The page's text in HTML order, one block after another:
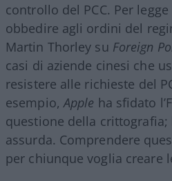
controllo del PCC. Per
obbedire agli ordini del
Martin Thorley su Foreign
casi di aziende cinesi che
resistere alle richieste del
esempio, Apple ha sfidato
questione della crittografia;
assurda. Comprendere
per chiunque voglia creare